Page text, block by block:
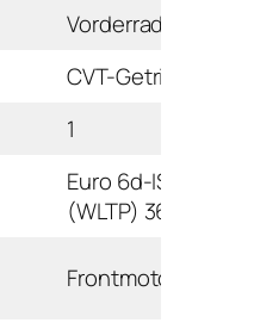
Vorderrad
CVT-Getriebe
1
Euro 6d-ISC-FCM
(WLTP) 36AP-AR
Frontmotor / Reihe